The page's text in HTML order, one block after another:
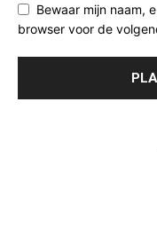
Bewaar mijn naam,
browser voor de